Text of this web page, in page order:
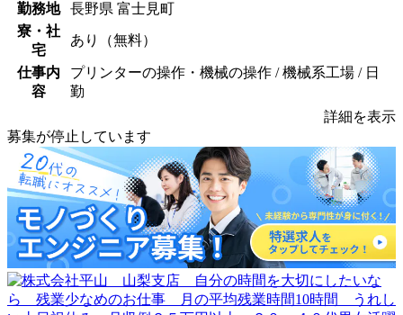
勤務地
長野県 富士見町
寮・社
宅
あり（無料）
仕事内
容
プリンターの操作・機械の操作 / 機械系工場 / 日
勤
詳細を表示
募集が停止しています